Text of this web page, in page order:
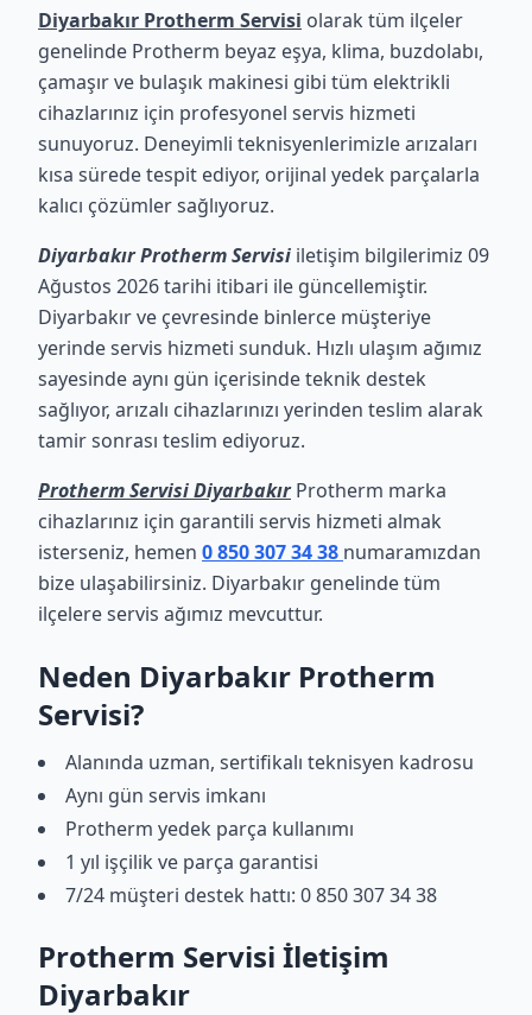
Diyarbakır Protherm Servisi olarak tüm ilçeler
genelinde Protherm beyaz eşya, klima, buzdolabı,
çamaşır ve bulaşık makinesi gibi tüm elektrikli
cihazlarınız için profesyonel servis hizmeti
sunuyoruz. Deneyimli teknisyenlerimizle arızaları
kısa sürede tespit ediyor, orijinal yedek parçalarla
kalıcı çözümler sağlıyoruz.
Diyarbakır Protherm Servisi iletişim bilgilerimiz 09
Ağustos 2026 tarihi itibari ile güncellemiştir.
Diyarbakır ve çevresinde binlerce müşteriye
yerinde servis hizmeti sunduk. Hızlı ulaşım ağımız
sayesinde aynı gün içerisinde teknik destek
sağlıyor, arızalı cihazlarınızı yerinden teslim alarak
tamir sonrası teslim ediyoruz.
Protherm Servisi DiyarbakırProtherm marka
cihazlarınız için garantili servis hizmeti almak
isterseniz, hemen 0 850 307 34 38 numaramızdan
bize ulaşabilirsiniz. Diyarbakır genelinde tüm
ilçelere servis ağımız mevcuttur.
Neden Diyarbakır Protherm
Servisi?
Alanında uzman, sertifikalı teknisyen kadrosu
Aynı gün servis imkanı
Protherm yedek parça kullanımı
1 yıl işçilik ve parça garantisi
7/24 müşteri destek hattı: 0 850 307 34 38
Protherm Servisi İletişim
Diyarbakır